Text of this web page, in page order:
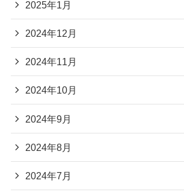
2025年1月
2024年12月
2024年11月
2024年10月
2024年9月
2024年8月
2024年7月